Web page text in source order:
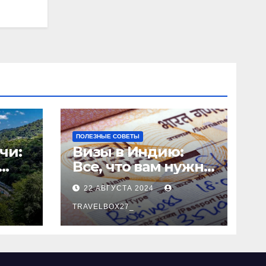
ПОЛЕЗНЫЕ СОВЕТЫ
Визы в Индию:
Все, что вам нужно
знать
22 АВГУСТА 2024
TRAVELBOX27_